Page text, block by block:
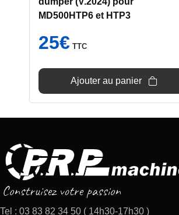
MD500HTP6 et HTP3
25€ TTC
Ajouter au panier
Tel : 03 83 82 34 50 ( 14h30-17h30 )